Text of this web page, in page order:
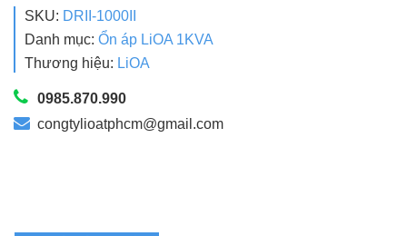
1KVA
DRII-
1000II
Dải
50V
Chính
Hãng
SKU: DRII-1000II
Danh mục: Ổn áp LiOA 1KVA
Thương hiệu: LiOA
0985.870.990
congtylioatphcm@gmail.com